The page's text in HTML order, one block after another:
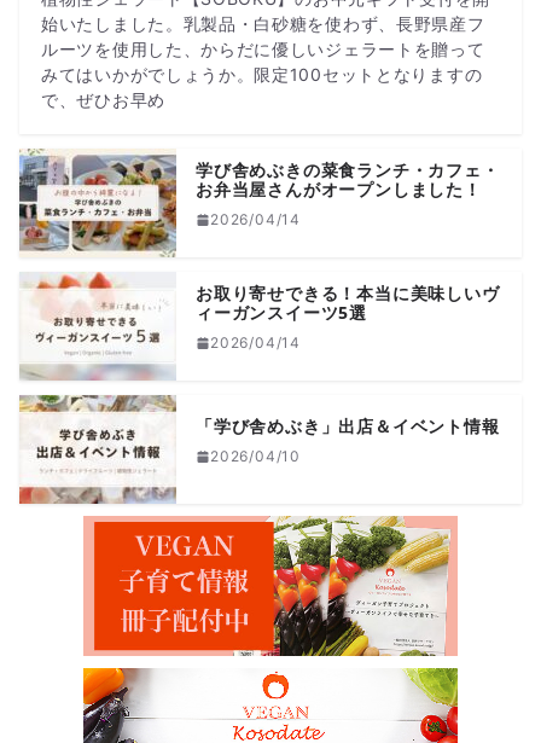
始いたしました。乳製品・白砂糖を使わず、長野県産フ
ルーツを使用した、からだに優しいジェラートを贈って
みてはいかがでしょうか。限定100セットとなりますの
で、ぜひお早め
学び舎めぶきの菜食ランチ・カフェ・
お弁当屋さんがオープンしました！
2026/04/14
お取り寄せできる！本当に美味しいヴ
ィーガンスイーツ5選
2026/04/14
「学び舎めぶき」出店＆イベント情報
2026/04/10